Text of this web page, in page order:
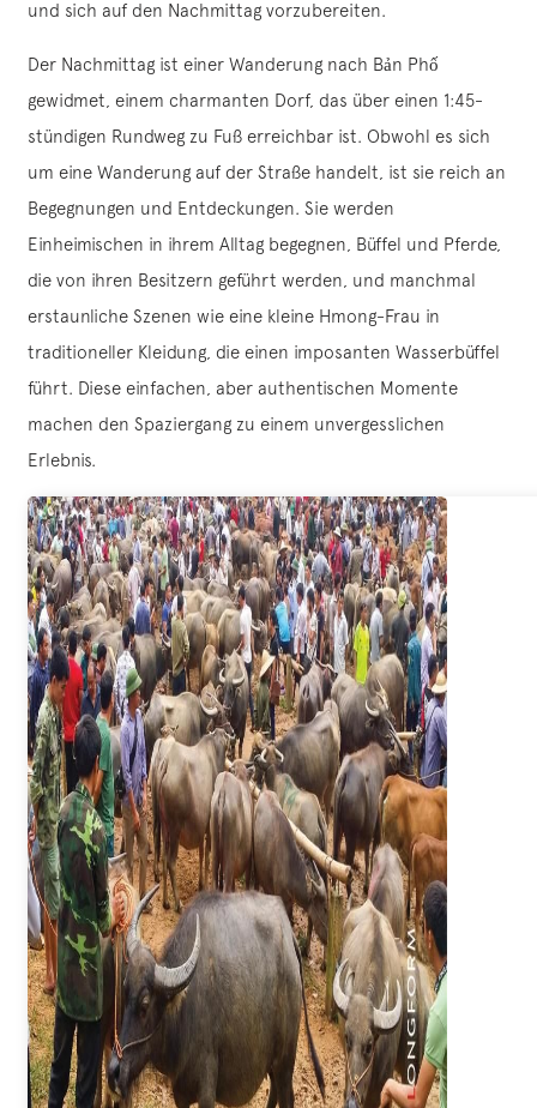
und sich auf den Nachmittag vorzubereiten.
Der Nachmittag ist einer Wanderung nach Bản Phố
gewidmet, einem charmanten Dorf, das über einen 1:45-
stündigen Rundweg zu Fuß erreichbar ist. Obwohl es sich
um eine Wanderung auf der Straße handelt, ist sie reich an
Begegnungen und Entdeckungen. Sie werden
Einheimischen in ihrem Alltag begegnen, Büffel und Pferde,
die von ihren Besitzern geführt werden, und manchmal
erstaunliche Szenen wie eine kleine Hmong-Frau in
traditioneller Kleidung, die einen imposanten Wasserbüffel
führt. Diese einfachen, aber authentischen Momente
machen den Spaziergang zu einem unvergesslichen
Erlebnis.